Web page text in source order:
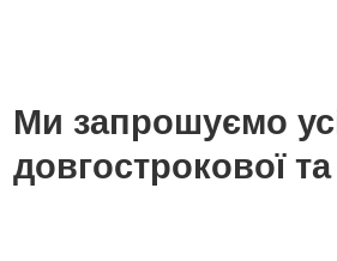
Ми запрошуємо усі
довгострокової